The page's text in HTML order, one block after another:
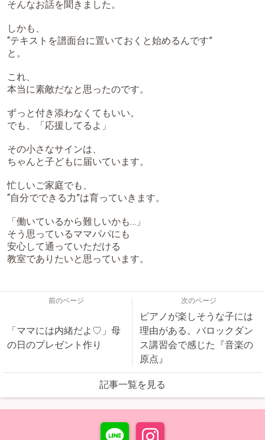
そんなお話を聞きました。
しかも、
“テキストを譜面台に置いておくと始めるんです”
と。
これ、
本当に素敵だなと思ったのです。
ずっと付き添わなくてもいい。
でも、「応援してるよ」
その小さなサインは、
ちゃんと子どもに届いています。
忙しいご家庭でも、
“自分でできる力”は育っていきます。
「働いているから難しいかも…」
そう思っているママパパにも
安心して通っていただける
教室でありたいと思っています。
前のページ
「ママには内緒だよ♡」母
の日のプレゼント作り
次のページ
ピアノが楽しそうな子には
理由がある。バロックダン
ス講習会で感じた『音楽の
原点』
記事一覧を見る